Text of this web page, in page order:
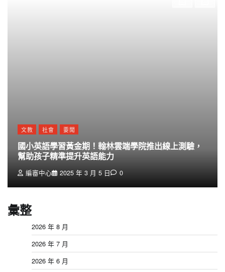
文教 社會 要聞
國小英語學習黃金期！翰林雲端學院推出線上測驗，
幫助孩子精準提升英語能力
編審中心 2025 年 3 月 5 日 0
彙整
2026 年 8 月
2026 年 7 月
2026 年 6 月